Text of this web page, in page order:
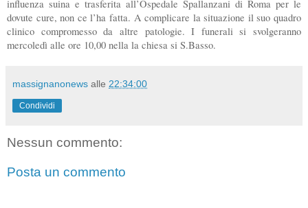
influenza suina e trasferita all’Ospedale Spallanzani di Roma per le
dovute cure, non ce l’ha fatta. A complicare la situazione il suo quadro
clinico compromesso da altre patologie. I funerali si svolgeranno
mercoledì alle ore 10,00 nella la chiesa si S.Basso.
massignanonews alle 22:34:00
Condividi
Nessun commento:
Posta un commento